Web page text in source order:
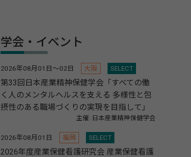
学会・イベント
2026年08月01日～02日 大阪 SELECT
第33回日本産業精神保健学会「すべての働
く人のメンタルヘルスを支える 多様性と包
摂性のある職場づくりの実現を目指して」
主催: 日本産業精神保健学会
2026年08月01日 福岡 SELECT
2026年度産業保健看護研究会 産業保健看護